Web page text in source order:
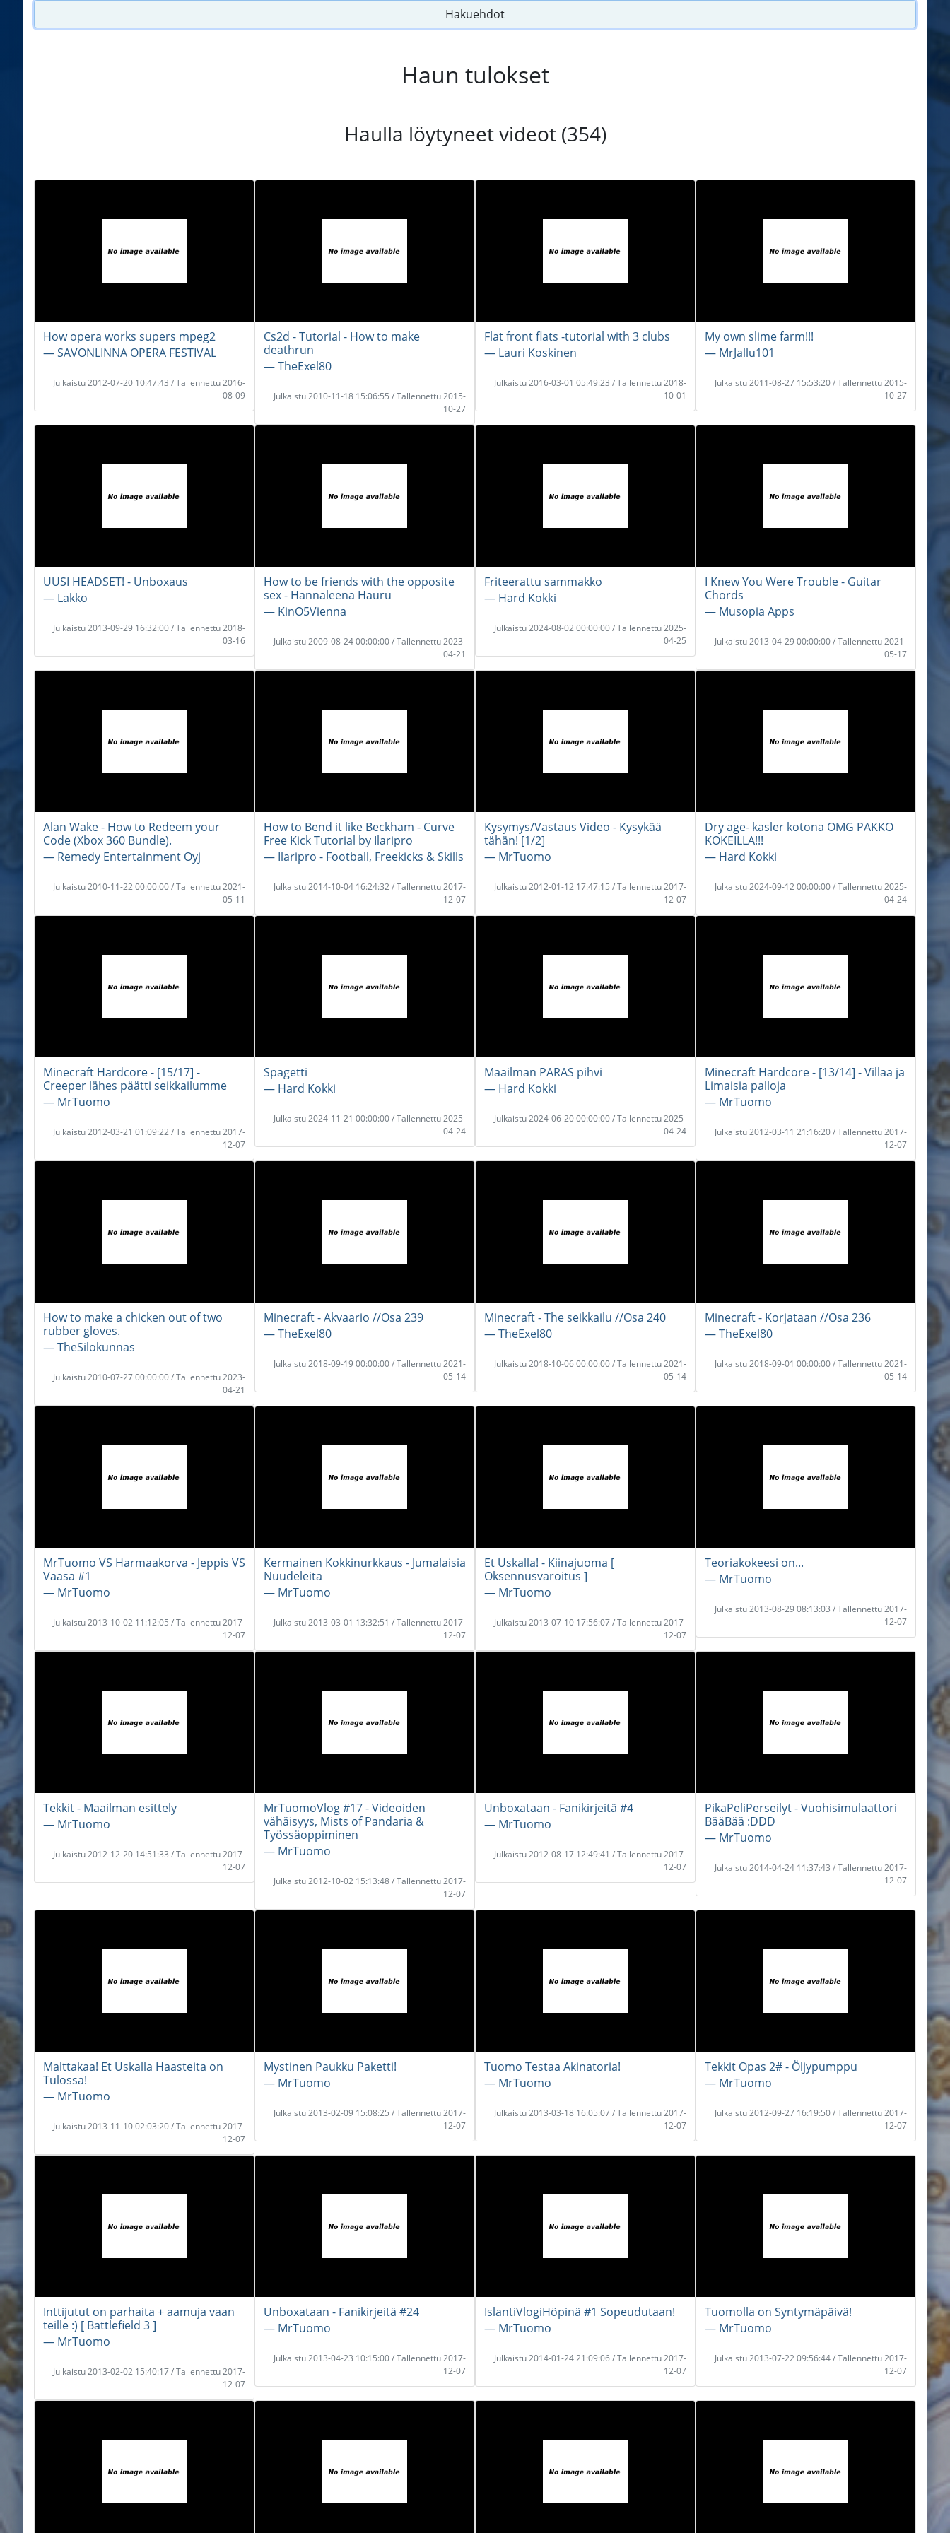
Hakuehdot
Haun tulokset
Haulla löytyneet videot (354)
How opera works supers mpeg2
― SAVONLINNA OPERA FESTIVAL
Julkaistu 2012-07-20 10:47:43 / Tallennettu 2016-
08-09
Cs2d - Tutorial - How to make
deathrun
― TheExel80
Julkaistu 2010-11-18 15:06:55 / Tallennettu 2015-
10-27
Flat front flats -tutorial with 3 clubs
― Lauri Koskinen
Julkaistu 2016-03-01 05:49:23 / Tallennettu 2018-
10-01
My own slime farm!!!
― MrJallu101
Julkaistu 2011-08-27 15:53:20 / Tallennettu 2015-
10-27
UUSI HEADSET! - Unboxaus
― Lakko
Julkaistu 2013-09-29 16:32:00 / Tallennettu 2018-
03-16
How to be friends with the opposite
sex - Hannaleena Hauru
― KinO5Vienna
Julkaistu 2009-08-24 00:00:00 / Tallennettu 2023-
04-21
Friteerattu sammakko
― Hard Kokki
Julkaistu 2024-08-02 00:00:00 / Tallennettu 2025-
04-25
I Knew You Were Trouble - Guitar
Chords
― Musopia Apps
Julkaistu 2013-04-29 00:00:00 / Tallennettu 2021-
05-17
Alan Wake - How to Redeem your
Code (Xbox 360 Bundle).
― Remedy Entertainment Oyj
Julkaistu 2010-11-22 00:00:00 / Tallennettu 2021-
05-11
How to Bend it like Beckham - Curve
Free Kick Tutorial by Ilaripro
― Ilaripro - Football, Freekicks & Skills
Julkaistu 2014-10-04 16:24:32 / Tallennettu 2017-
12-07
Kysymys/Vastaus Video - Kysykää
tähän! [1/2]
― MrTuomo
Julkaistu 2012-01-12 17:47:15 / Tallennettu 2017-
12-07
Dry age- kasler kotona OMG PAKKO
KOKEILLA!!!
― Hard Kokki
Julkaistu 2024-09-12 00:00:00 / Tallennettu 2025-
04-24
Minecraft Hardcore - [15/17] -
Creeper lähes päätti seikkailumme
― MrTuomo
Julkaistu 2012-03-21 01:09:22 / Tallennettu 2017-
12-07
Spagetti
― Hard Kokki
Julkaistu 2024-11-21 00:00:00 / Tallennettu 2025-
04-24
Maailman PARAS pihvi
― Hard Kokki
Julkaistu 2024-06-20 00:00:00 / Tallennettu 2025-
04-24
Minecraft Hardcore - [13/14] - Villaa ja
Limaisia palloja
― MrTuomo
Julkaistu 2012-03-11 21:16:20 / Tallennettu 2017-
12-07
How to make a chicken out of two
rubber gloves.
― TheSilokunnas
Julkaistu 2010-07-27 00:00:00 / Tallennettu 2023-
04-21
Minecraft - Akvaario //Osa 239
― TheExel80
Julkaistu 2018-09-19 00:00:00 / Tallennettu 2021-
05-14
Minecraft - The seikkailu //Osa 240
― TheExel80
Julkaistu 2018-10-06 00:00:00 / Tallennettu 2021-
05-14
Minecraft - Korjataan //Osa 236
― TheExel80
Julkaistu 2018-09-01 00:00:00 / Tallennettu 2021-
05-14
MrTuomo VS Harmaakorva - Jeppis VS
Vaasa #1
― MrTuomo
Julkaistu 2013-10-02 11:12:05 / Tallennettu 2017-
12-07
Kermainen Kokkinurkkaus - Jumalaisia
Nuudeleita
― MrTuomo
Julkaistu 2013-03-01 13:32:51 / Tallennettu 2017-
12-07
Et Uskalla! - Kiinajuoma [
Oksennusvaroitus ]
― MrTuomo
Julkaistu 2013-07-10 17:56:07 / Tallennettu 2017-
12-07
Teoriakokeesi on...
― MrTuomo
Julkaistu 2013-08-29 08:13:03 / Tallennettu 2017-
12-07
Tekkit - Maailman esittely
― MrTuomo
Julkaistu 2012-12-20 14:51:33 / Tallennettu 2017-
12-07
MrTuomoVlog #17 - Videoiden
vähäisyys, Mists of Pandaria &
Työssäoppiminen
― MrTuomo
Julkaistu 2012-10-02 15:13:48 / Tallennettu 2017-
12-07
Unboxataan - Fanikirjeitä #4
― MrTuomo
Julkaistu 2012-08-17 12:49:41 / Tallennettu 2017-
12-07
PikaPeliPerseilyt - Vuohisimulaattori
BääBää :DDD
― MrTuomo
Julkaistu 2014-04-24 11:37:43 / Tallennettu 2017-
12-07
Malttakaa! Et Uskalla Haasteita on
Tulossa!
― MrTuomo
Julkaistu 2013-11-10 02:03:20 / Tallennettu 2017-
12-07
Mystinen Paukku Paketti!
― MrTuomo
Julkaistu 2013-02-09 15:08:25 / Tallennettu 2017-
12-07
Tuomo Testaa Akinatoria!
― MrTuomo
Julkaistu 2013-03-18 16:05:07 / Tallennettu 2017-
12-07
Tekkit Opas 2# - Öljypumppu
― MrTuomo
Julkaistu 2012-09-27 16:19:50 / Tallennettu 2017-
12-07
Inttijutut on parhaita + aamuja vaan
teille :) [ Battlefield 3 ]
― MrTuomo
Julkaistu 2013-02-02 15:40:17 / Tallennettu 2017-
12-07
Unboxataan - Fanikirjeitä #24
― MrTuomo
Julkaistu 2013-04-23 10:15:00 / Tallennettu 2017-
12-07
IslantiVlogiHöpinä #1 Sopeudutaan!
― MrTuomo
Julkaistu 2014-01-24 21:09:06 / Tallennettu 2017-
12-07
Tuomolla on Syntymäpäivä!
― MrTuomo
Julkaistu 2013-07-22 09:56:44 / Tallennettu 2017-
12-07